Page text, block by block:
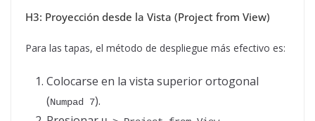
H3: Proyección desde la Vista (Project from View)
Para las tapas, el método de despliegue más efectivo es:
Colocarse en la vista superior ortogonal
(Numpad 7).